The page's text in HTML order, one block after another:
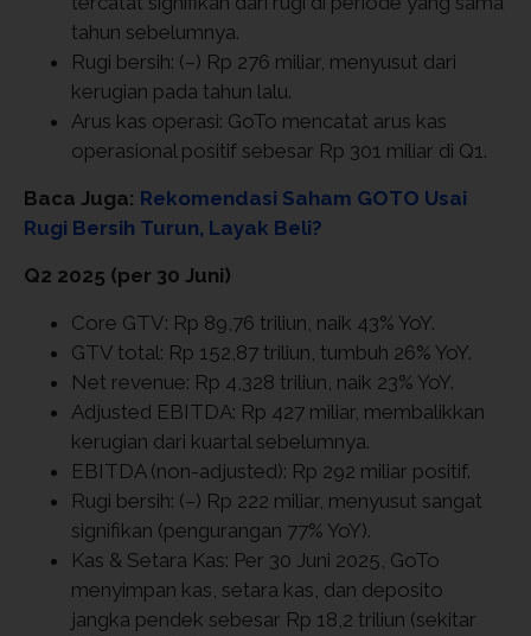
tahun sebelumnya.
Rugi bersih: (–) Rp 276 miliar, menyusut dari
kerugian pada tahun lalu.
Arus kas operasi: GoTo mencatat arus kas
operasional positif sebesar Rp 301 miliar di Q1.
Baca Juga: Rekomendasi Saham GOTO Usai
Rugi Bersih Turun, Layak Beli?
Q2 2025 (per 30 Juni)
Core GTV: Rp 89,76 triliun, naik 43% YoY.
GTV total: Rp 152,87 triliun, tumbuh 26% YoY.
Net revenue: Rp 4,328 triliun, naik 23% YoY.
Adjusted EBITDA: Rp 427 miliar, membalikkan
kerugian dari kuartal sebelumnya.
EBITDA (non-adjusted): Rp 292 miliar positif.
Rugi bersih: (–) Rp 222 miliar, menyusut sangat
signifikan (pengurangan 77% YoY).
Kas & Setara Kas: Per 30 Juni 2025, GoTo
menyimpan kas, setara kas, dan deposito
jangka pendek sebesar Rp 18,2 triliun (sekitar